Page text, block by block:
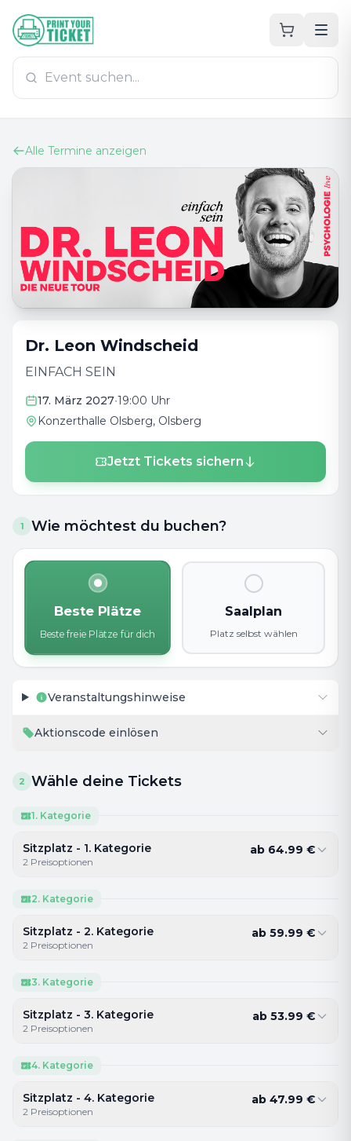
Zum Hauptinhalt
PrintYourTicket
Alle Termine anzeigen
Dr. Leon Windscheid
EINFACH SEIN
17. März 2027•19:00 Uhr
Konzerthalle Olsberg, Olsberg
Jetzt Tickets sichern
1 Wie möchtest du buchen?
Beste Plätze
Beste freie Plätze für dich
Saalplan
Platz selbst wählen
Veranstaltungshinweise
Aktionscode einlösen
2 Wähle deine Tickets
1. Kategorie
Sitzplatz - 1. Kategorie
2 Preisoptionen
ab 64.99 €
2. Kategorie
Sitzplatz - 2. Kategorie
2 Preisoptionen
ab 59.99 €
3. Kategorie
Sitzplatz - 3. Kategorie
2 Preisoptionen
ab 53.99 €
4. Kategorie
Sitzplatz - 4. Kategorie
2 Preisoptionen
ab 47.99 €